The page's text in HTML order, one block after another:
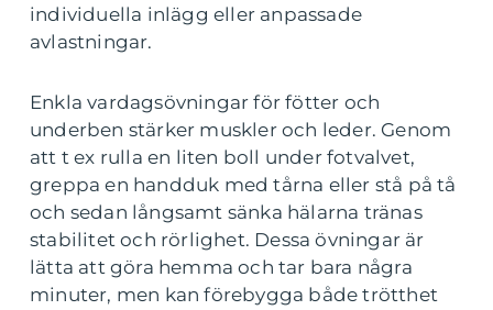
individuella inlägg eller anpassade
avlastningar.
Enkla vardagsövningar för fötter och
underben stärker muskler och leder. Genom
att t ex rulla en liten boll under fotvalvet,
greppa en handduk med tårna eller stå på tå
och sedan långsamt sänka hälarna tränas
stabilitet och rörlighet. Dessa övningar är
lätta att göra hemma och tar bara några
minuter, men kan förebygga både trötthet